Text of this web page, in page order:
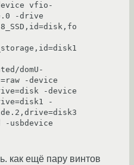
vfio-
-drive
domU-
-device
-device
-
-usbdevice
как ещё пару винтов